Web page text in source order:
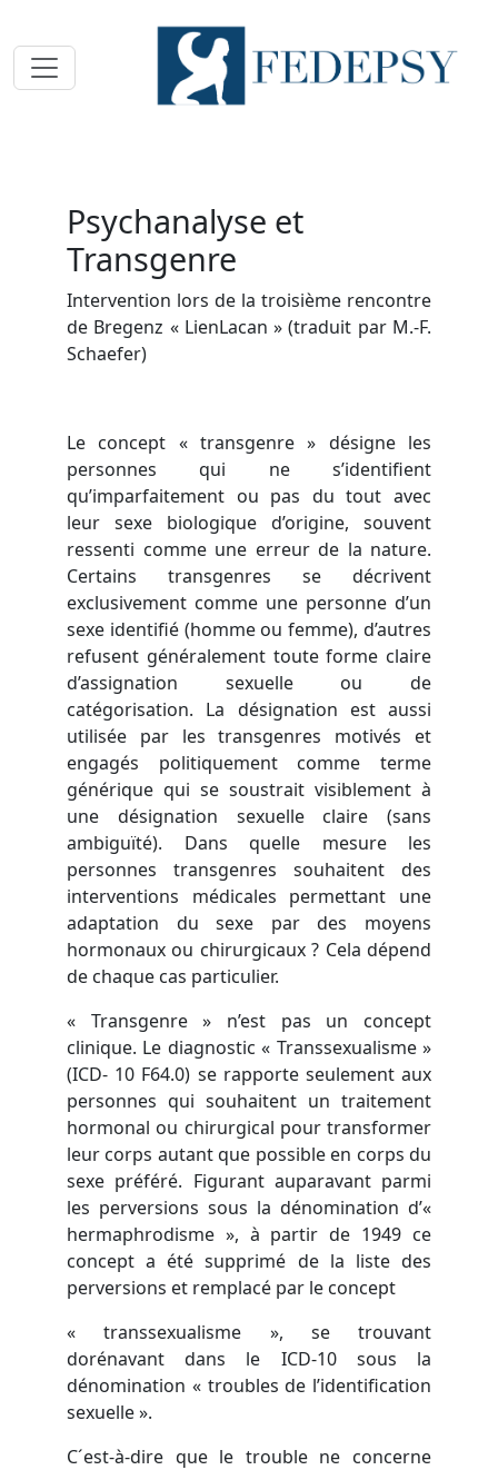
Toggle navigation
Psychanalyse et
Transgenre
Intervention lors de la troisième rencontre
de Bregenz « LienLacan » (traduit par M.-F.
Schaefer)
Le concept « transgenre » désigne les
personnes qui ne s’identifient
qu’imparfaitement ou pas du tout avec
leur sexe biologique d’origine, souvent
ressenti comme une erreur de la nature.
Certains transgenres se décrivent
exclusivement comme une personne d’un
sexe identifié (homme ou femme), d’autres
refusent généralement toute forme claire
d’assignation sexuelle ou de
catégorisation. La désignation est aussi
utilisée par les transgenres motivés et
engagés politiquement comme terme
générique qui se soustrait visiblement à
une désignation sexuelle claire (sans
ambiguïté). Dans quelle mesure les
personnes transgenres souhaitent des
interventions médicales permettant une
adaptation du sexe par des moyens
hormonaux ou chirurgicaux ? Cela dépend
de chaque cas particulier.
« Transgenre » n’est pas un concept
clinique. Le diagnostic « Transsexualisme »
(ICD- 10 F64.0) se rapporte seulement aux
personnes qui souhaitent un traitement
hormonal ou chirurgical pour transformer
leur corps autant que possible en corps du
sexe préféré. Figurant auparavant parmi
les perversions sous la dénomination d’«
hermaphrodisme », à partir de 1949 ce
concept a été supprimé de la liste des
perversions et remplacé par le concept
« transsexualisme », se trouvant
dorénavant dans le ICD-10 sous la
dénomination « troubles de l’identification
sexuelle ».
C´est-à-dire que le trouble ne concerne